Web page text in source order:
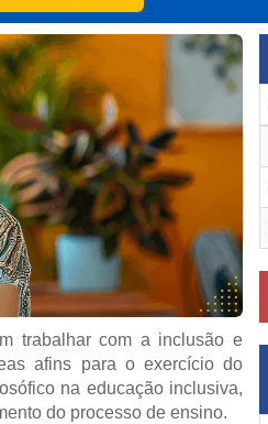
trabalhar com a inclusão e
afins para o exercício do
na educação inclusiva,
do processo de ensino.